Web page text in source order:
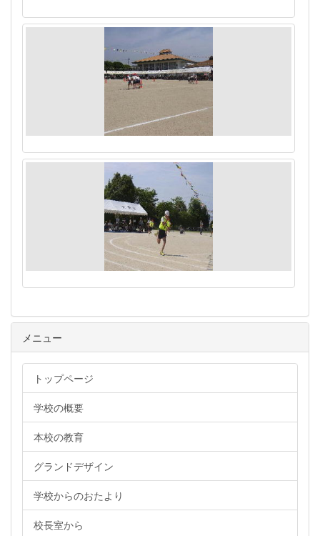
メニュー
トップページ
学校の概要
本校の教育
グランドデザイン
学校からのおたより
校長室から